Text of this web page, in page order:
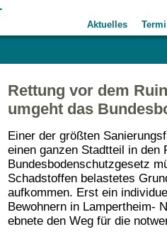
Aktuelles
Rettung vor dem
umgeht das
Einer der größten
einen ganzen Stadtteil in den
Bundesbodenschutzgesetz
Schadstoffen belastetes
aufkommen. Erst ein
Bewohnern in Lampertheim-
ebnete den Weg für die